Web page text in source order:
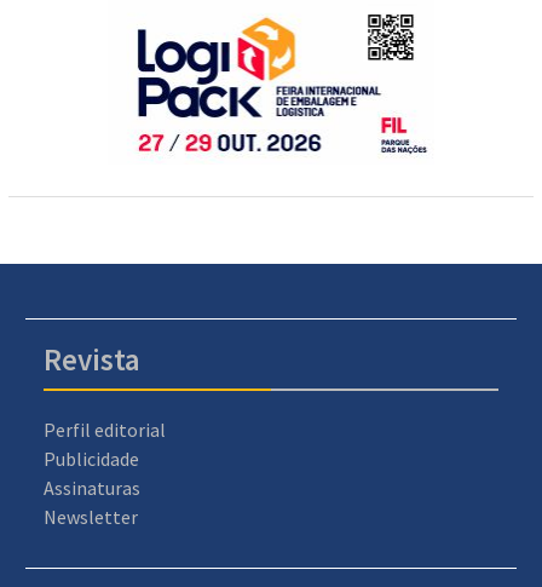
Revista
Perfil editorial
Publicidade
Assinaturas
Newsletter